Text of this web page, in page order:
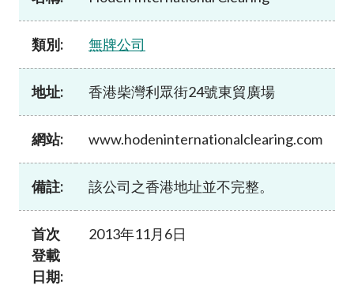
規則及標準
資料庫
新聞稿及公布
加入本會
類別: 無牌公司
地址: 香港柴灣利眾街24號東貿廣場
網站: www.hodeninternationalclearing.com
備註: 該公司之香港地址並不完整。
首次
登載
日期:
2013年11月6日